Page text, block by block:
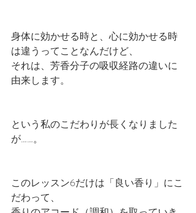
身体に効かせる時と、心に効かせる時
は違うってことなんだけど、
それは、芳香分子の吸収経路の違いに
由来します。
という私のこだわりが長くなりました
が……。
このレッスン6だけは「良い香り」にこ
だわって、